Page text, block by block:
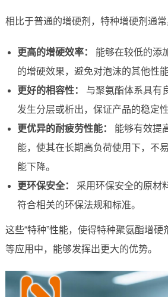
相比于普通的增硬剂，特种增硬剂通常
更高的增硬效率：
能够在较低的添
的增硬效果，避免对泡沫的其他性
更好的相容性：
与聚氨酯体系具有
发生分层或析出，保证产品的稳定性
更优异的耐疲劳性能：
能够有效提
能，使其在长期高负荷使用下，不
能下降。
更环保安全：
采用环保安全的原材
符合相关的环保法规和标准。
这些“特种”性能，使得特种聚氨酯增
等应用中，能够发挥出更大的优势。